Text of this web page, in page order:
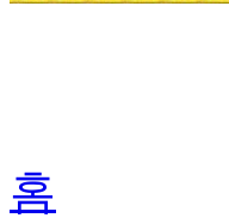
홈